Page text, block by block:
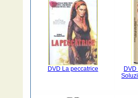
DVD La peccatrice